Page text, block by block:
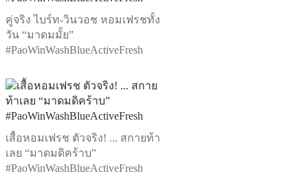
คู่จริง ไบร์ท-วินวอช หอมเฟรชทั้ง
วัน “มาดมมั้ย”
#PaoWinWashBlueActiveFresh
เสื้อหอมเฟรช ตัวจริง! ... สกายท้า
เลย “มาดมดิคร้าบ”
#PaoWinWashBlueActiveFresh